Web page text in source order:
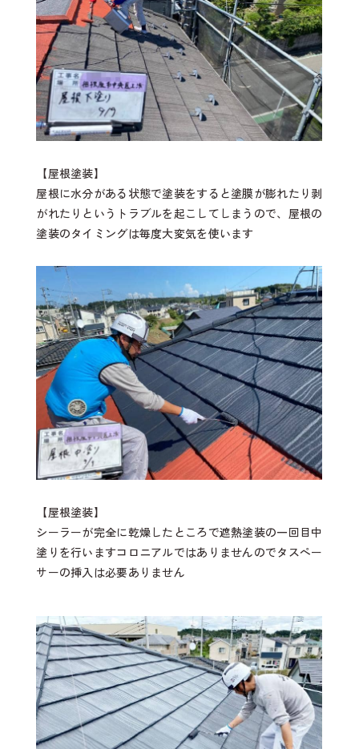
【屋根塗装】
屋根に水分がある状態で塗装をすると塗膜が膨れたり剥
がれたりというトラブルを起こしてしまうので、屋根の
塗装のタイミングは毎度大変気を使います
【屋根塗装】
シーラーが完全に乾燥したところで遮熱塗装の一回目中
塗りを行いますコロニアルではありませんのでタスペー
サーの挿入は必要ありません